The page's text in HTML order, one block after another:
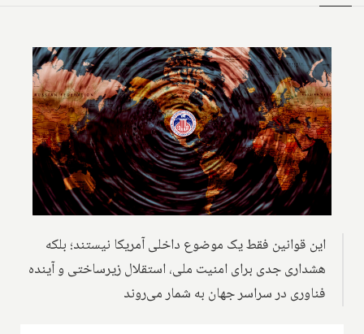
این قوانین فقط یک موضوع داخلی آمریکا نیستند؛ بلکه
هشداری جدی برای امنیت ملی، استقلال زیرساختی و آینده
فناوری در سراسر جهان به شمار می‌روند